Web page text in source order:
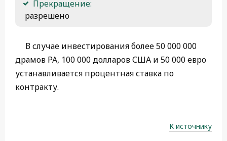
Прекращение:
разрешено
В случае инвестирования более 50 000 000
драмов РА, 100 000 долларов США и 50 000 евро
устанавливается процентная ставка по
контракту.
К источнику